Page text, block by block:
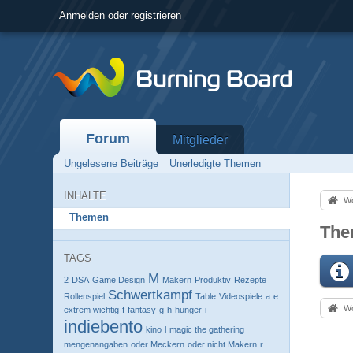
Anmelden oder registrieren
Forum Mitglieder
Ungelesene Beiträge Unerledigte Themen
INHALTE
Themen
TAGS
2 DSA Game Design M Makern Produktiv Rezepte
Rollenspiel Schwertkampf Table Videospiele a e
extrem wichtig f fantasy g h hunger i
indiebento kino l magic the gathering
mengenangaben oder Meckern oder nicht Makern r